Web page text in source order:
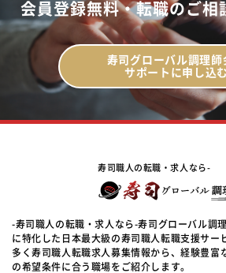
会員登録無料・転職のご相
寿司グローバル調理師
サポートに申し込む
寿司職人の転職・求人なら-
-寿司職人の転職・求人なら-寿司グローバル調
に特化した日本最大級の寿司職人転職支援サー
多く寿司職人転職求人募集情報から、経験豊富
の希望条件に合う職場をご紹介します。